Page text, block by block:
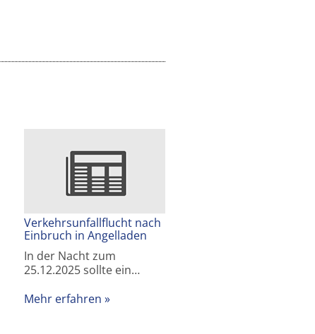
Verkehrsunfallflucht nach
Einbruch in Angelladen
In der Nacht zum
25.12.2025 sollte ein…
Mehr erfahren